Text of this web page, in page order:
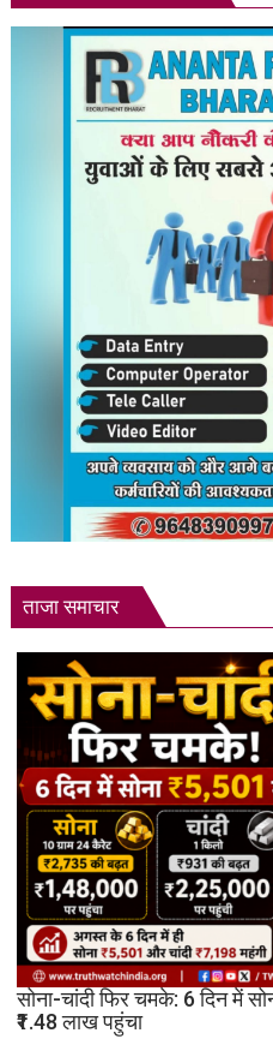
ताजा समाचार
सोना-चांदी फिर चमके: 6 दिन में
₹1.48 लाख पहुंचा